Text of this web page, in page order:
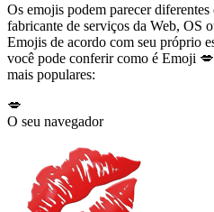
Os emojis podem parecer
fabricante de serviços da Web, OS
Emojis de acordo com seu próprio
você pode conferir como é Emoji
mais populares:
💋
O seu navegador